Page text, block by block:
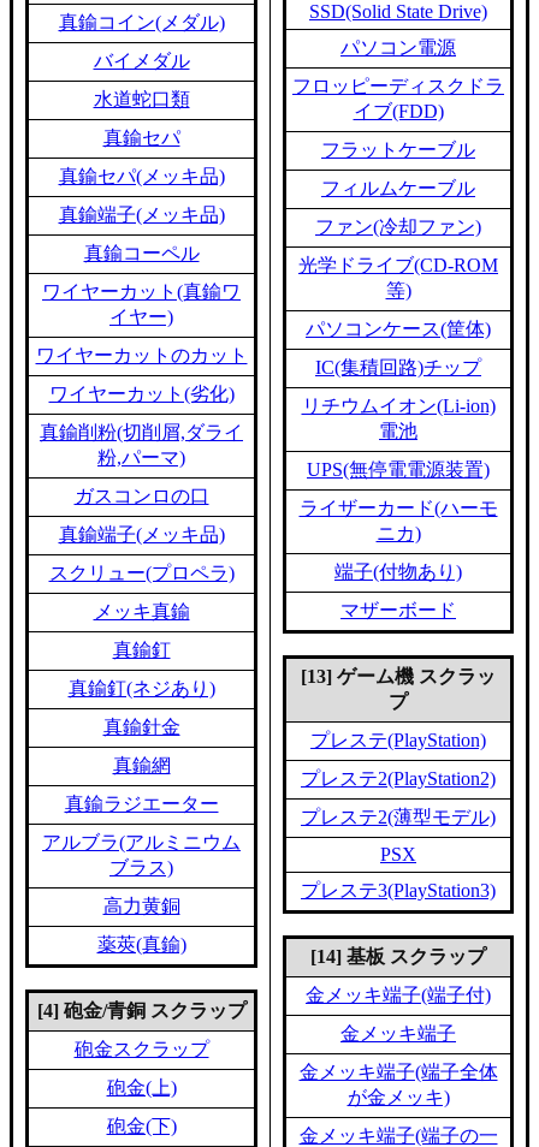
真鍮コイン(メダル)
バイメダル
水道蛇口類
真鍮セパ
真鍮セパ(メッキ品)
真鍮端子(メッキ品)
真鍮コーペル
ワイヤーカット(真鍮ワ
イヤー)
ワイヤーカットのカット
ワイヤーカット(劣化)
真鍮削粉(切削屑,ダライ
粉,パーマ)
ガスコンロの口
真鍮端子(メッキ品)
スクリュー(プロペラ)
メッキ真鍮
真鍮釘
真鍮釘(ネジあり)
真鍮針金
真鍮網
真鍮ラジエーター
アルブラ(アルミニウム
ブラス)
高力黄銅
薬莢(真鍮)
[4] 砲金/青銅 スクラップ
砲金スクラップ
砲金(上)
砲金(下)
SSD(Solid State Drive)
パソコン電源
フロッピーディスクドラ
イブ(FDD)
フラットケーブル
フィルムケーブル
ファン(冷却ファン)
光学ドライブ(CD-ROM
等)
パソコンケース(筐体)
IC(集積回路)チップ
リチウムイオン(Li-ion)
電池
UPS(無停電電源装置)
ライザーカード(ハーモ
ニカ)
端子(付物あり)
マザーボード
[13] ゲーム機 スクラッ
プ
プレステ(PlayStation)
プレステ2(PlayStation2)
プレステ2(薄型モデル)
PSX
プレステ3(PlayStation3)
[14] 基板 スクラップ
金メッキ端子(端子付)
金メッキ端子
金メッキ端子(端子全体
が金メッキ)
金メッキ端子(端子の一